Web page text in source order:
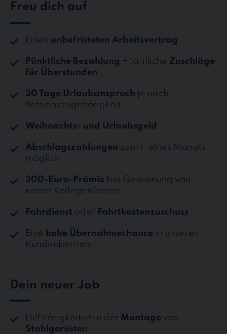
Freu dich auf
Einen unbefristeten Arbeitsvertrag
Pünktliche Bezahlung + tarifliche Zuschläge
für Überstunden
30 Tage Urlaubanspruch je nach
Betriebszugehörigkeit
Weihnachts- und Urlaubsgeld
Abschlagszahlungen zum 1. eines Monats
möglich
300-Euro-Prämie bei Gewinnung von
neuen Kollegen/innen
Fahrdienst oder Fahrtkostenzuschuss
Eine hohe Übernahmechance in unseren
Kundenbetrieb
Dein neuer Job
Hilfstätigkeiten in der Montage von
Stahlgerüsten